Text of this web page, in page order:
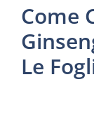
Come
Le